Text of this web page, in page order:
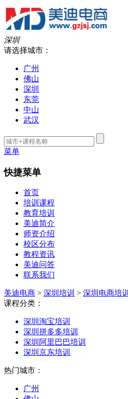
深圳
请选择城市：
广州
佛山
深圳
东莞
中山
武汉
菜单
快捷菜单
首页
培训课程
教育培训
美迪简介
师资介绍
校区分布
教程资讯
美迪问答
联系我们
美迪电商 > 深圳培训 > 深圳电商培训
课程分类：
深圳淘宝培训
深圳拼多多培训
深圳阿里巴巴培训
深圳京东培训
热门城市：
广州